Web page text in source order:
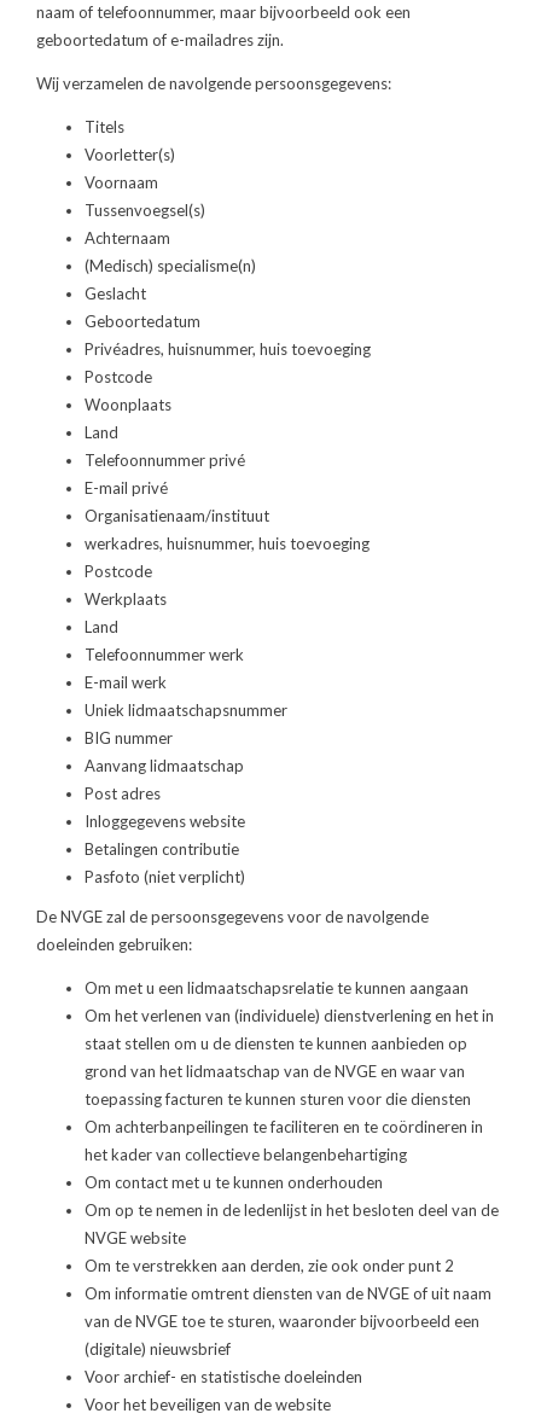
naam of telefoonnummer, maar bijvoorbeeld ook een
geboortedatum of e-mailadres zijn.
Wij verzamelen de navolgende persoonsgegevens:
Titels
Voorletter(s)
Voornaam
Tussenvoegsel(s)
Achternaam
(Medisch) specialisme(n)
Geslacht
Geboortedatum
Privéadres, huisnummer, huis toevoeging
Postcode
Woonplaats
Land
Telefoonnummer privé
E-mail privé
Organisatienaam/instituut
werkadres, huisnummer, huis toevoeging
Postcode
Werkplaats
Land
Telefoonnummer werk
E-mail werk
Uniek lidmaatschapsnummer
BIG nummer
Aanvang lidmaatschap
Post adres
Inloggegevens website
Betalingen contributie
Pasfoto (niet verplicht)
De NVGE zal de persoonsgegevens voor de navolgende
doeleinden gebruiken:
Om met u een lidmaatschapsrelatie te kunnen aangaan
Om het verlenen van (individuele) dienstverlening en het in
staat stellen om u de diensten te kunnen aanbieden op
grond van het lidmaatschap van de NVGE en waar van
toepassing facturen te kunnen sturen voor die diensten
Om achterbanpeilingen te faciliteren en te coördineren in
het kader van collectieve belangenbehartiging
Om contact met u te kunnen onderhouden
Om op te nemen in de ledenlijst in het besloten deel van de
NVGE website
Om te verstrekken aan derden, zie ook onder punt 2
Om informatie omtrent diensten van de NVGE of uit naam
van de NVGE toe te sturen, waaronder bijvoorbeeld een
(digitale) nieuwsbrief
Voor archief- en statistische doeleinden
Voor het beveiligen van de website